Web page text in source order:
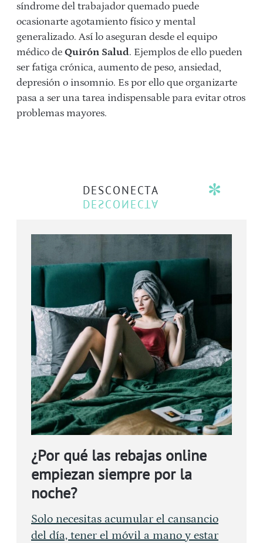
síndrome del trabajador quemado puede
ocasionarte agotamiento físico y mental
generalizado. Así lo aseguran desde el equipo
médico de Quirón Salud. Ejemplos de ello pueden
ser fatiga crónica, aumento de peso, ansiedad,
depresión o insomnio. Es por ello que organizarte
pasa a ser una tarea indispensable para evitar otros
problemas mayores.
DESCONECTA
¿Por qué las rebajas online
empiezan siempre por la
noche?
Solo necesitas acumular el cansancio
del día, tener el móvil a mano y estar